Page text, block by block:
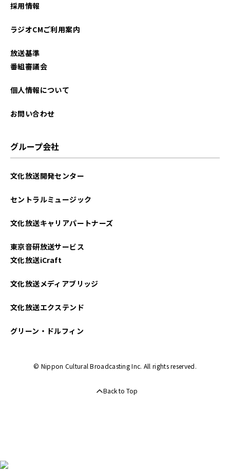
採用情報
ラジオCMご利用案内
放送基準
番組審議会
個人情報について
お問い合わせ
グループ会社
文化放送開発センター
セントラルミュージック
文化放送キャリアパートナーズ
東京音研放送サービス
文化放送iCraft
文化放送メディアブリッジ
文化放送エクステンド
グリーン・ドルフィン
© Nippon Cultural Broadcasting Inc. All rights reserved.
Back to Top